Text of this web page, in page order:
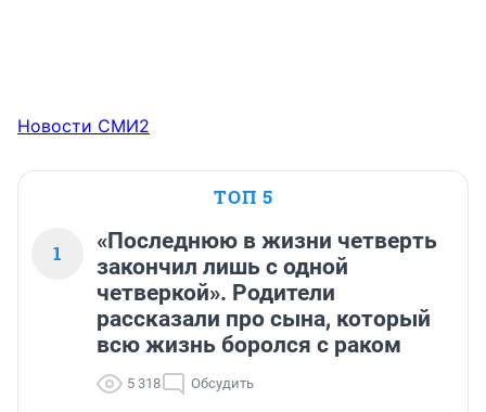
Новости СМИ2
ТОП 5
1
«Последнюю в жизни четверть
закончил лишь с одной
четверкой». Родители
рассказали про сына, который
всю жизнь боролся с раком
5 318 Обсудить